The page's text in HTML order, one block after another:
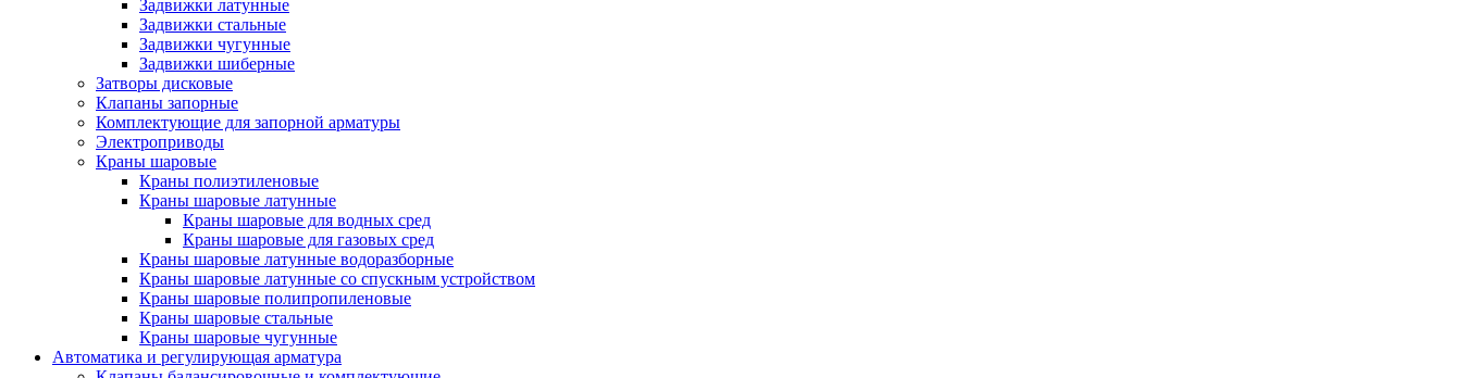
Задвижки латунные
Задвижки стальные
Задвижки чугунные
Задвижки шиберные
Затворы дисковые
Клапаны запорные
Комплектующие для запорной арматуры
Электроприводы
Краны шаровые
Краны полиэтиленовые
Краны шаровые латунные
Краны шаровые для водных сред
Краны шаровые для газовых сред
Краны шаровые латунные водоразборные
Краны шаровые латунные со спускным устройством
Краны шаровые полипропиленовые
Краны шаровые стальные
Краны шаровые чугунные
Автоматика и регулирующая арматура